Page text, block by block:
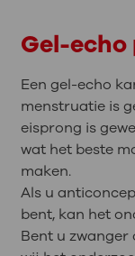
Gel-echo
Een gel-echo
menstruatie is
eisprong is
wat het beste
maken.
Als u
bent, kan het
Bent u